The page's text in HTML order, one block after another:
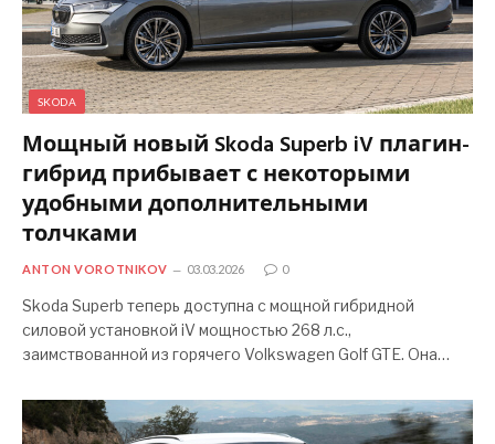
SKODA
Мощный новый Skoda Superb iV плагин-
гибрид прибывает с некоторыми
удобными дополнительными
толчками
ANTON VOROTNIKOV 03.03.2026 0
Skoda Superb теперь доступна с мощной гибридной
силовой установкой iV мощностью 268 л.с.,
заимствованной из горячего Volkswagen Golf GTE. Она…